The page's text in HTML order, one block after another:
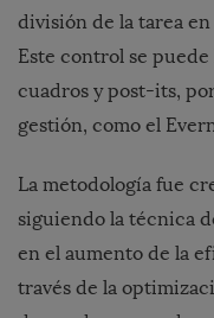
división de la tarea
Este control se
cuadros y post-its,
gestión, como el
La metodología fue
siguiendo la técnica
en el aumento de la
través de la